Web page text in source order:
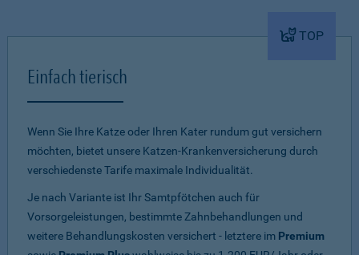
TOP
Einfach tierisch
Wenn Sie Ihre Katze oder Ihren Kater rundum gut versichern
möchten, bietet unsere Katzen-Krankenversicherung durch
verschiedenste Tarife maximale Individualität.
Je nach Variante ist Ihr Samtpfötchen auch für
Vorsorgeleistungen, bestimmte Zahnbehandlungen und
weitere Behandlungskosten versichert - letztere im Premium